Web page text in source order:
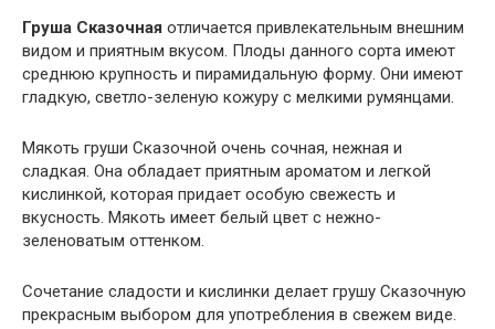
Груша Сказочная отличается привлекательным внешним
видом и приятным вкусом. Плоды данного сорта имеют
среднюю крупность и пирамидальную форму. Они имеют
гладкую, светло-зеленую кожуру с мелкими румянцами.
Мякоть груши Сказочной очень сочная, нежная и
сладкая. Она обладает приятным ароматом и легкой
кислинкой, которая придает особую свежесть и
вкусность. Мякоть имеет белый цвет с нежно-
зеленоватым оттенком.
Сочетание сладости и кислинки делает грушу Сказочную
прекрасным выбором для употребления в свежем виде.